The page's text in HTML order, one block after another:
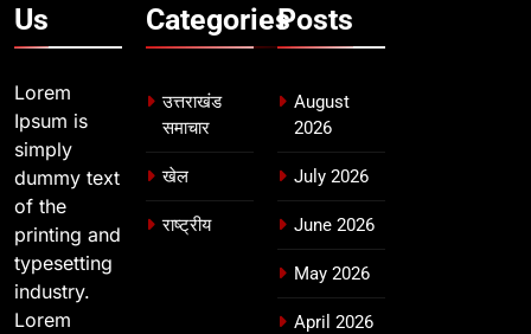
Us
Lorem
Ipsum is
simply
dummy text
of the
printing and
typesetting
industry.
Lorem
Categories
उत्तराखंड
समाचार
खेल
राष्ट्रीय
Posts
August
2026
July 2026
June 2026
May 2026
April 2026